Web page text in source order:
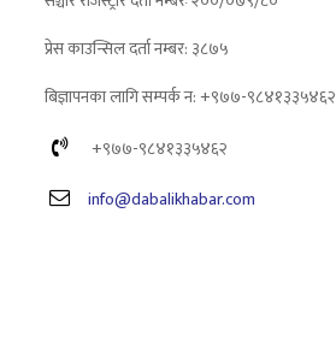
प्रेस काउन्सिल दर्ता नम्बर: ३८७५
बिज्ञापनका लागि सम्पर्क न: +९७७-९८४१३३५४६२
+९७७-९८४१३३५४६२
info@dabalikhabar.com